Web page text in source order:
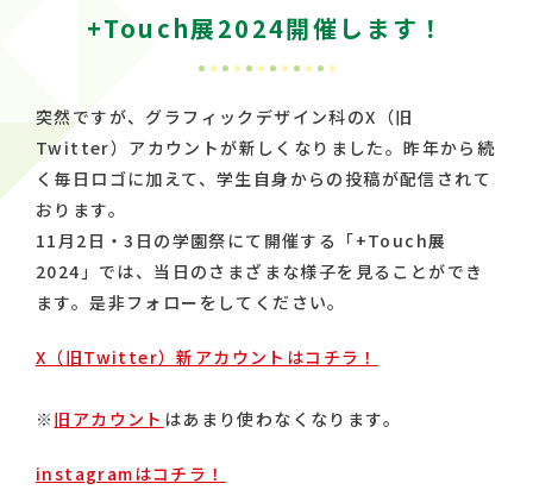
+Touch展2024開催します！
突然ですが、グラフィックデザイン科のX（旧
Twitter）アカウントが新しくなりました。昨年から続
く毎日ロゴに加えて、学生自身からの投稿が配信されて
おります。
11月2日・3日の学園祭にて開催する「+Touch展
2024」では、当日のさまざまな様子を見ることができ
ます。是非フォローをしてください。
X（旧Twitter）新アカウントはコチラ！
※ 旧アカウント はあまり使わなくなります。
instagramはコチラ！